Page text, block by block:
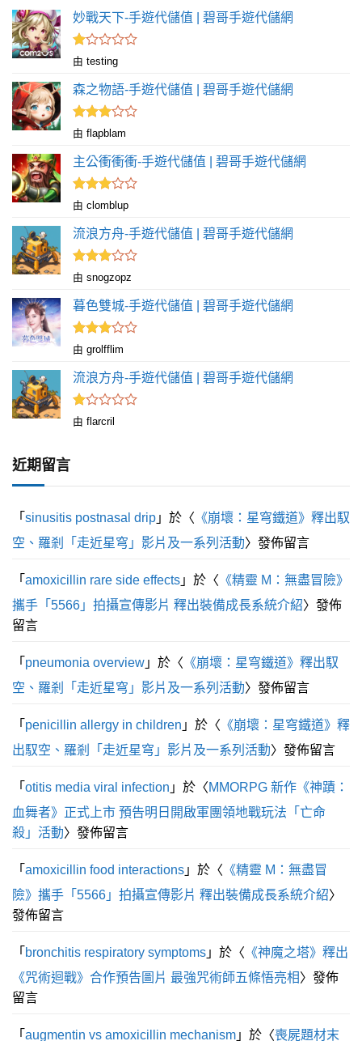
妙戰天下-手遊代儲值 | 碧哥手遊代儲網
評
1
滿
分
由 testing
森之物語-手遊代儲值 | 碧哥手遊代儲網
評分
滿
分 5
由 flapblam
主公衝衝衝-手遊代儲值 | 碧哥手遊代儲網
評分
分 5
由 clomblup
流浪方舟-手遊代儲值 | 碧哥手遊代儲網
評分
分 5
由 snogzopz
暮色雙城-手遊代儲值 | 碧哥手遊代儲網
評分
滿
分 5
由 grolfflim
流浪方舟-手遊代儲值 | 碧哥手遊代儲網
評
5
由 flarcril
近期留言
「 sinusitis postnasal drip 」於〈 《崩壞：星穹鐵道》釋出馭
空、羅剎「走近星穹」影片及一系列活動〉發佈留言
「 amoxicillin rare side effects 」於〈 《精靈 M：無盡冒險》
攜手「5566」拍攝宣傳影片 釋出裝備成長系統介紹〉發佈
留言
「 pneumonia overview 」於〈 《崩壞：星穹鐵道》釋出馭
空、羅剎「走近星穹」影片及一系列活動〉發佈留言
「 penicillin allergy in children 」於〈 《崩壞：星穹鐵道》釋
出馭空、羅剎「走近星穹」影片及一系列活動〉發佈留言
「 otitis media viral infection 」於〈MMORPG 新作《神蹟：
血舞者》正式上市 預告明日開啟軍團領地戰玩法「亡命
殺」活動〉發佈留言
「 amoxicillin food interactions 」於〈 《精靈 M：無盡冒
險》攜手「5566」拍攝宣傳影片 釋出裝備成長系統介紹〉
發佈留言
「 bronchitis respiratory symptoms 」於〈 《神魔之塔》釋出
《咒術迴戰》合作預告圖片 最強咒術師五條悟亮相〉發佈
留言
「 augmentin vs amoxicillin mechanism 」於〈喪屍題材末